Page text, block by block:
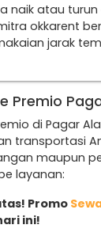
naik atau
okkarent
jarak
Premio
di Pagar
transportasi
maupun
layanan:
Promo
ini!